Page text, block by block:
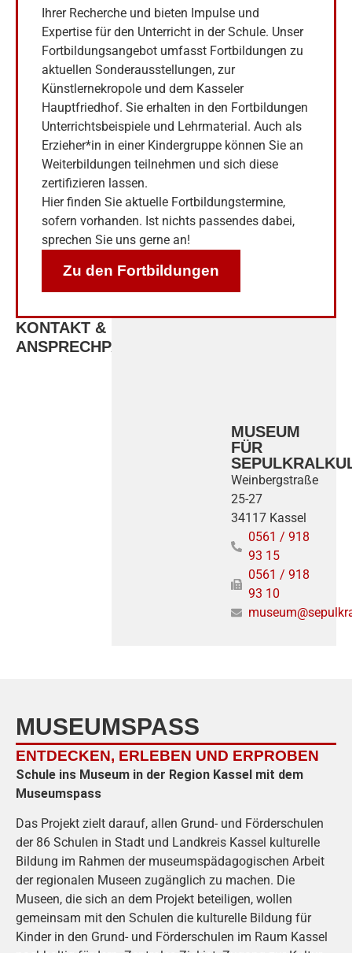
Ihrer Recherche und bieten Impulse und
Expertise für den Unterricht in der Schule. Unser
Fortbildungsangebot umfasst Fortbildungen zu
aktuellen Sonderausstellungen, zur
Künstlernekropole und dem Kasseler
Hauptfriedhof. Sie erhalten in den Fortbildungen
Unterrichtsbeispiele und Lehrmaterial. Auch als
Erzieher*in in einer Kindergruppe können Sie an
Weiterbildungen teilnehmen und sich diese
zertifizieren lassen.
Hier finden Sie aktuelle Fortbildungstermine,
sofern vorhanden. Ist nichts passendes dabei,
sprechen Sie uns gerne an!
Zu den Fortbildungen
KONTAKT &
ANSPRECHPARTNER
MUSEUM
FÜR
Weinbergstraße
25-27
34117 Kassel
0561 / 918
93 15
0561 / 918
93 10
MUSEUMSPASS
ENTDECKEN, ERLEBEN UND ERPROBEN
Schule ins Museum in der Region Kassel mit dem
Museumspass
Das Projekt zielt darauf, allen Grund- und Förderschulen
der 86 Schulen in Stadt und Landkreis Kassel kulturelle
Bildung im Rahmen der museumspädagogischen Arbeit
der regionalen Museen zugänglich zu machen. Die
Museen, die sich an dem Projekt beteiligen, wollen
gemeinsam mit den Schulen die kulturelle Bildung für
Kinder in den Grund- und Förderschulen im Raum Kassel